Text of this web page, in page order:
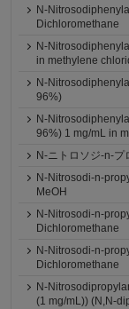
N-
Dichloromethane
N-
in methylene
N-
96%)
N-
96%) 1 mg/mL in
N-ニトロソジ-n-プ
N-Nitrosodi-n-
MeOH
N-Nitrosodi-n-
Dichloromethane
N-Nitrosodi-n-
Dichloromethane
N-
(1 mg/mL)) (N,N-